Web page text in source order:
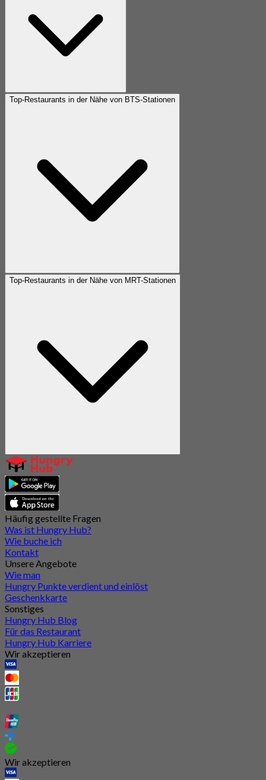
Top-Restaurants in der Nähe von BTS-Stationen
Top-Restaurants in der Nähe von MRT-Stationen
Häufig gestellte Fragen
Was ist Hungry Hub?
Wie buche ich
Kontakt
Unsere Angebote
Wie man
Hungry Punkte verdient und einlöst
Geschenkkarte
Sonstiges
Hungry Hub Blog
Für das Restaurant
Hungry Hub Karriere
Wir akzeptieren
Wir akzeptieren